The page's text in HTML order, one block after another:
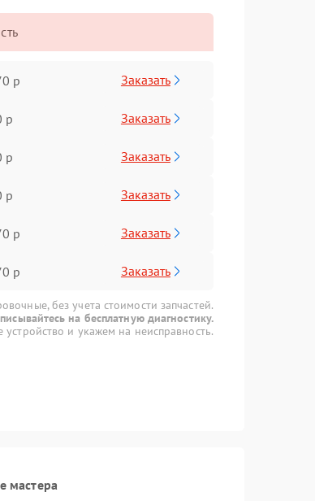
р Заказать
р Заказать
р Заказать
р Заказать
р Заказать
р Заказать
без учета стоимости запчастей.
на бесплатную диагностику.
и укажем на неисправность.
мастера